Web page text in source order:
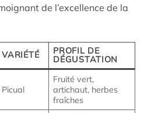
de l’excellence de la
VARIÉTÉ
PROFIL DE
DÉGUSTATION
Picual
Fruité vert,
artichaut, herbes
fraîches